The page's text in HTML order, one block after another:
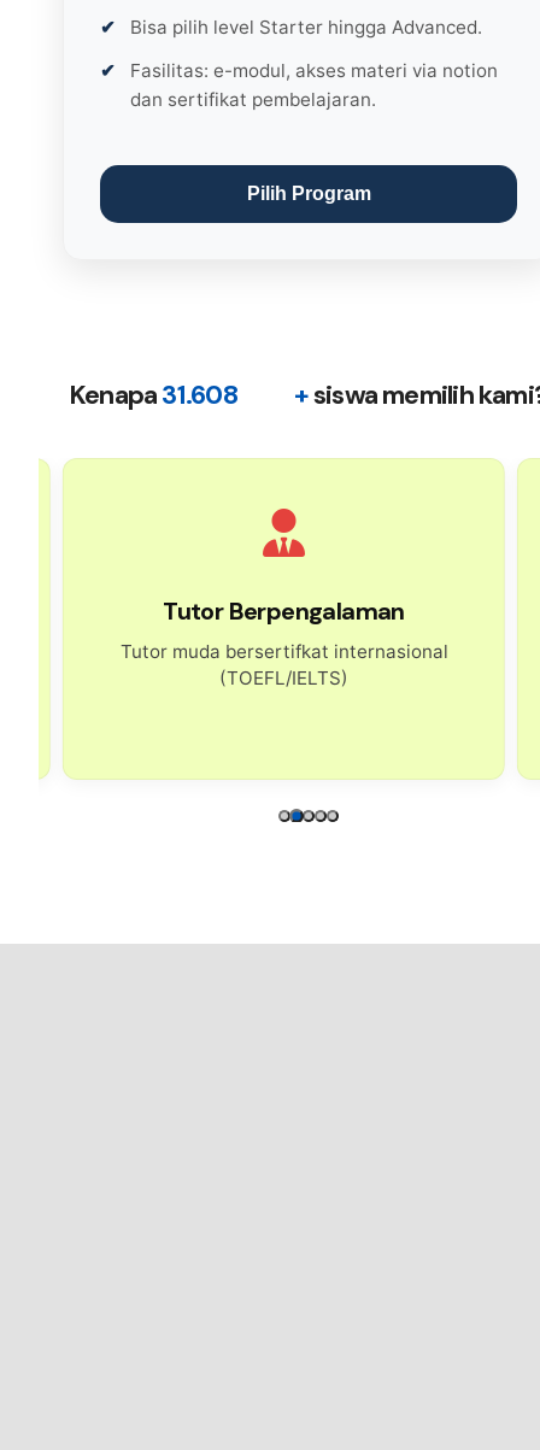
Bisa pilih level Starter hingga Advanced.
Fasilitas: e-modul, akses materi via notion
dan sertifikat pembelajaran.
Pilih Program
Kenapa31.608 +siswa memilih
Tutor Berpengalaman
Tutor muda bersertifkat internasional
(TOEFL/IELTS)